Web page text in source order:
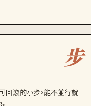
步
回滾的小步。能不並行就